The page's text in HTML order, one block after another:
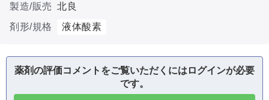
製造/販売 北良
剤形/規格
液体酸素
薬剤の評価コメントをご覧いただくにはログインが必要
です。